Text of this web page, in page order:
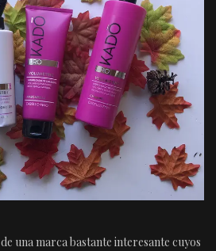
una marca bastante interesante cuyos